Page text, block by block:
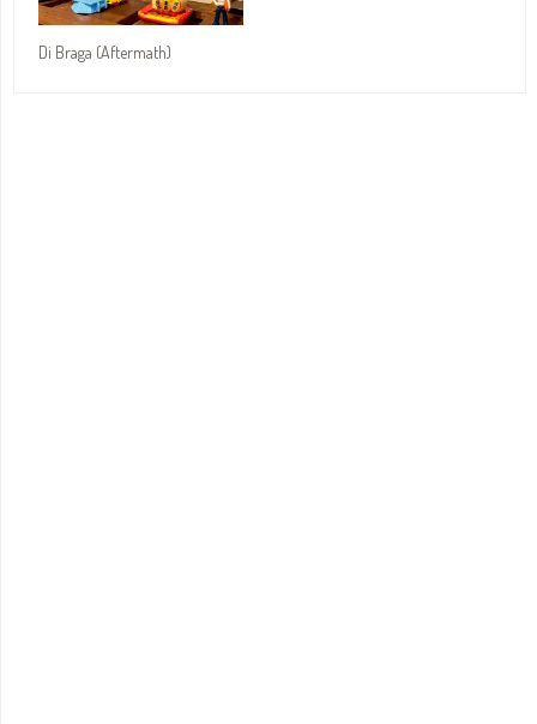
Di Braga (Aftermath)